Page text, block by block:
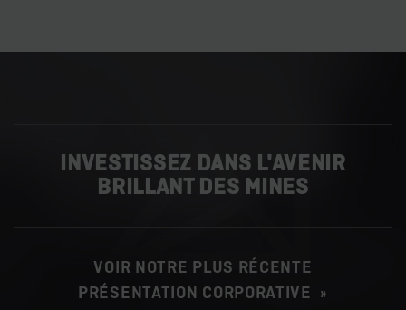
INVESTISSEZ DANS L'AVENIR
BRILLANT DES MINES
VOIR NOTRE PLUS RÉCENTE
PRÉSENTATION CORPORATIVE »